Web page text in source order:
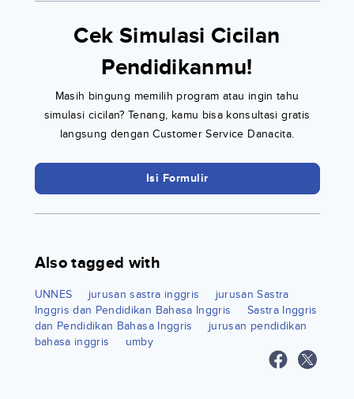
Cek Simulasi Cicilan
Pendidikanmu!
Masih bingung memilih program atau ingin tahu
simulasi cicilan? Tenang, kamu bisa konsultasi gratis
langsung dengan Customer Service Danacita.
Isi Formulir
Also tagged with
UNNES jurusan sastra inggris
jurusan Sastra
Inggris dan Pendidikan Bahasa Inggris
Sastra Inggris
dan Pendidikan Bahasa Inggris
jurusan pendidikan
bahasa inggris
umby